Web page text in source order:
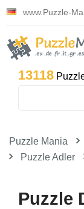
www.Puzzle-
13118
Puzzle Mania
Puzzle Adler
Puzzle